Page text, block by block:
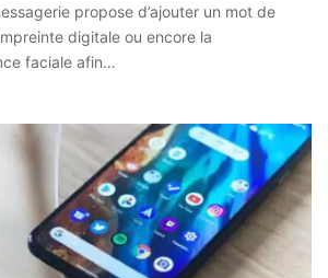
propose d’ajouter un mot de
digitale ou encore la
faciale afin…